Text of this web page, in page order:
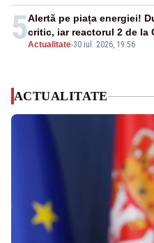
5Actualitate-30 iul. 2026, 19:56
Alertă pe piața energiei!
critic, iar reactorul 2 de la
ACTUALITATE